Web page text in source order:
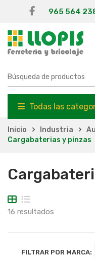
965 564
Todas las
Inicio Industria
Cargabaterias y pinzas
16 resultados
FILTRAR POR MARCA: